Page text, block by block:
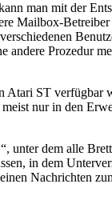
man mit der
Mailbox-
andere Prozedur
Atari ST verfügbar
nur in den
unter dem alle
in dem
Nachrichten